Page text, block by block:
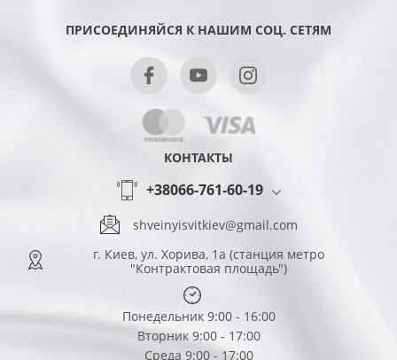
ПРИСОЕДИНЯЙСЯ К НАШИМ СОЦ. СЕТЯМ
КОНТАКТЫ
+38066-761-60-19
shveinyisvitkiev@gmail.com
г. Киев, ул. Хорива, 1а (станция метро
"Контрактовая площадь")
Понедельник 9:00 - 16:00
Вторник 9:00 - 17:00
Среда 9:00 - 17:00